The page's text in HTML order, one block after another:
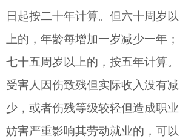
日起按二十年计算。但六十周岁以
上的，年龄每增加一岁减少一年；
七十五周岁以上的，按五年计算。
受害人因伤致残但实际收入没有减
少，或者伤残等级较轻但造成职业
妨害严重影响其劳动就业的，可以